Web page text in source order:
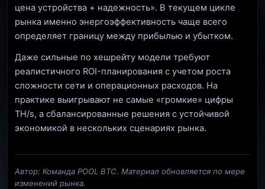
цена устройства + надежность». В текущем цикле
рынка именно энергоэффективность чаще всего
определяет границу между прибылью и убытком.
Даже сильные по хешрейту модели требуют
реалистичного ROI-планирования с учетом роста
сложности сети и операционных расходов. На
практике выигрывают не самые «громкие» цифры
TH/s, а сбалансированные решения с устойчивой
экономикой в нескольких сценариях рынка.
Автор: Команда POOL BTC. Материал обновляется по мере
изменений рынка.